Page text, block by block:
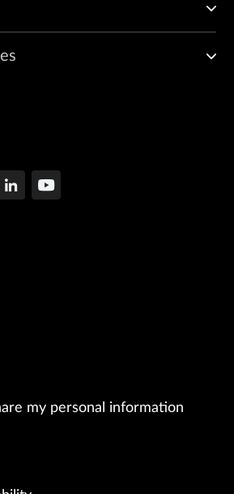
my personal information